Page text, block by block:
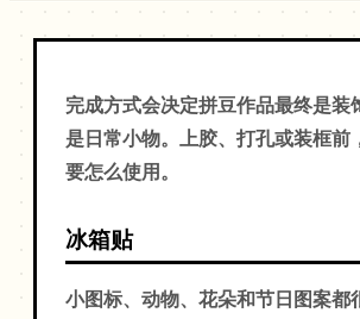
完成方式会决定拼豆作品最终是装
是日常小物。上胶、打孔或装框前
要怎么使用。
冰箱贴
小图标、动物、花朵和节日图案都